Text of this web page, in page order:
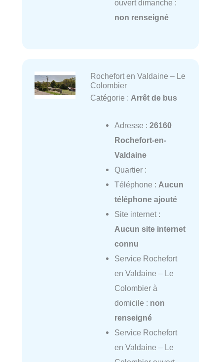
ouvert dimanche :
non renseigné
Rochefort en Valdaine – Le
Colombier
Catégorie : Arrêt de bus
Adresse : 26160
Rochefort-en-
Valdaine
Quartier :
Téléphone : Aucun
téléphone ajouté
Site internet :
Aucun site internet
connu
Service Rochefort
en Valdaine – Le
Colombier à
domicile : non
renseigné
Service Rochefort
en Valdaine – Le